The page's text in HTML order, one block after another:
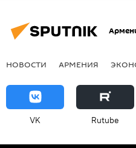
НОВОСТИ АРМЕНИЯ
VK Rutube